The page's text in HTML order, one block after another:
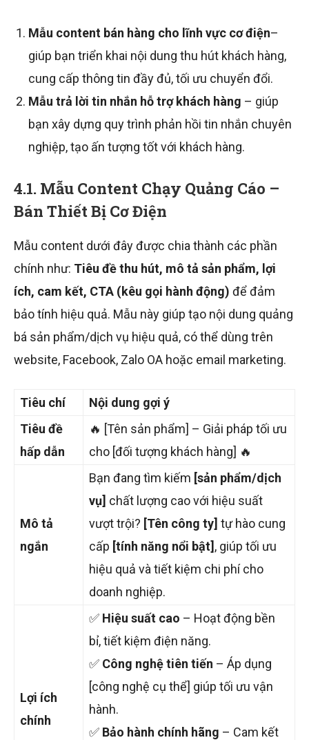
Mẫu content bán hàng cho lĩnh vực cơ điện–
giúp bạn triển khai nội dung thu hút khách hàng,
cung cấp thông tin đầy đủ, tối ưu chuyển đổi.
Mẫu trả lời tin nhắn hỗ trợ khách hàng – giúp
bạn xây dựng quy trình phản hồi tin nhắn chuyên
nghiệp, tạo ấn tượng tốt với khách hàng.
4.1. Mẫu Content Chạy Quảng Cáo –
Bán Thiết Bị Cơ Điện
Mẫu content dưới đây được chia thành các phần
chính như: Tiêu đề thu hút, mô tả sản phẩm, lợi
ích, cam kết, CTA (kêu gọi hành động) để đảm
bảo tính hiệu quả. Mẫu này giúp tạo nội dung quảng
bá sản phẩm/dịch vụ hiệu quả, có thể dùng trên
website, Facebook, Zalo OA hoặc email marketing.
Tiêu chí
Nội dung gợi ý
Tiêu đề
hấp dẫn
🔥 [Tên sản phẩm] – Giải pháp tối ưu
cho [đối tượng khách hàng] 🔥
Mô tả
ngắn
Bạn đang tìm kiếm [sản phẩm/dịch
vụ] chất lượng cao với hiệu suất
vượt trội? [Tên công ty] tự hào cung
cấp [tính năng nổi bật] , giúp tối ưu
hiệu quả và tiết kiệm chi phí cho
doanh nghiệp.
Lợi ích
chính
✅ Hiệu suất cao – Hoạt động bền
bỉ, tiết kiệm điện năng.
✅ Công nghệ tiên tiến – Áp dụng
[công nghệ cụ thể] giúp tối ưu vận
hành.
✅ Bảo hành chính hãng – Cam kết